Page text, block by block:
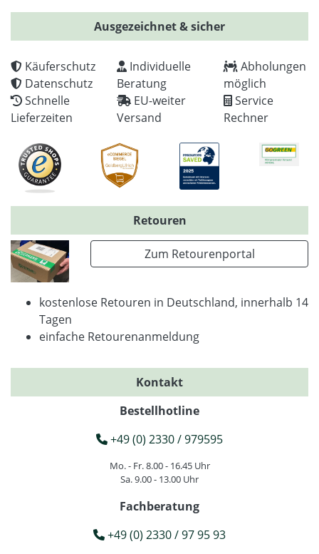
Ausgezeichnet & sicher
Käuferschutz
Datenschutz
Schnelle
Lieferzeiten
Individuelle
Beratung
EU-weiter
Versand
Abholungen
möglich
Service
Rechner
Retouren
Zum Retourenportal
kostenlose Retouren in Deutschland, innerhalb 14
Tagen
einfache Retourenanmeldung
Kontakt
Bestellhotline
+49 (0) 2330 / 979595
Mo. - Fr. 8.00 - 16.45 Uhr
Sa. 9.00 - 13.00 Uhr
Fachberatung
+49 (0) 2330 / 97 95 93